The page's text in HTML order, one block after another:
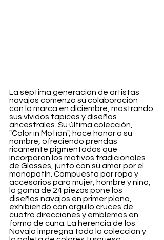
La séptima generación de artistas
navajos comenzó su colaboración
con la marca en diciembre, mostrando
sus vívidos tapices y diseños
ancestrales. Su última colección,
"Color in Motion", hace honor a su
nombre, ofreciendo prendas
ricamente pigmentadas que
incorporan los motivos tradicionales
de Glasses, junto con su amor por el
monopatín. Compuesta por ropa y
accesorios para mujer, hombre y niño,
la gama de 24 piezas pone los
diseños navajos en primer plano,
exhibiendo con orgullo cruces de
cuatro direcciones y emblemas en
forma de cuña. La herencia de los
Navajo impregna toda la colección y